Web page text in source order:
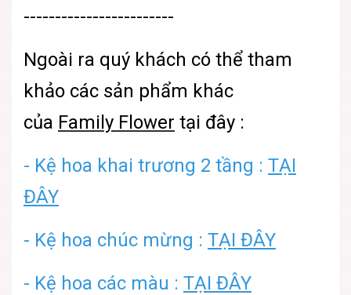
------------------------
Ngoài ra quý khách có thể tham
khảo các sản phẩm khác
của Family Flower tại đây :
- Kệ hoa khai trương 2 tầng : TẠI
ĐÂY
- Kệ hoa chúc mừng : TẠI ĐÂY
- Kệ hoa các màu : TẠI ĐÂY